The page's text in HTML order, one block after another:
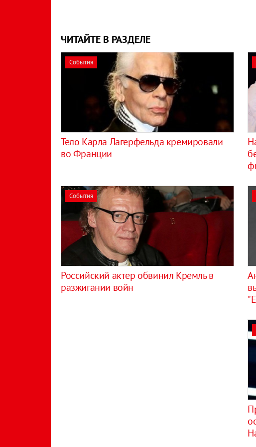
ЧИТАЙТЕ В РАЗДЕЛЕ
События
Тело Карла Лагерфельда кремировали
во Франции
События
Российский актер обвинил Кремль в
разжигании войн